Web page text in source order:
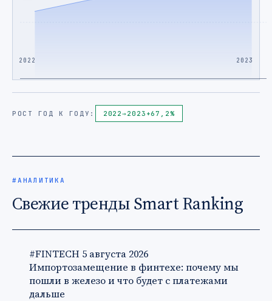
2022 2023
РОСТ ГОД К ГОДУ: 2022→ 2023 +67,2%
#АНАЛИТИКА
Свежие тренды Smart Ranking
#FINTECH 5 августа 2026
Импортозамещение в финтехе: почему мы
пошли в железо и что будет с платежами
дальше